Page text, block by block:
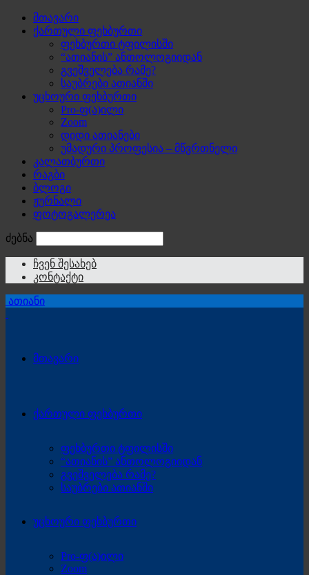
მთავარი
ქართული ფეხბურთი
ფეხბურთი ტფილისში
“ათიანის” ანთოლოგიიდან
გვეშველება რამე?
საუბრები ათიანში
უცხოური ფეხბურთი
Pro-ფ(ა)ილი
Zoom
დიდი ათიანები
უმადური პროფესია – მწვრთნელი
კალათბურთი
რაგბი
ბლოგი
ჟურნალი
ფოტოგალერეა
ძებნა
ჩვენ შესახებ
კონტაქტი
ათიანი
მთავარი
ქართული ფეხბურთი
ფეხბურთი ტფილისში
“ათიანის” ანთოლოგიიდან
გვეშველება რამე?
საუბრები ათიანში
უცხოური ფეხბურთი
Pro-ფ(ა)ილი
Zoom